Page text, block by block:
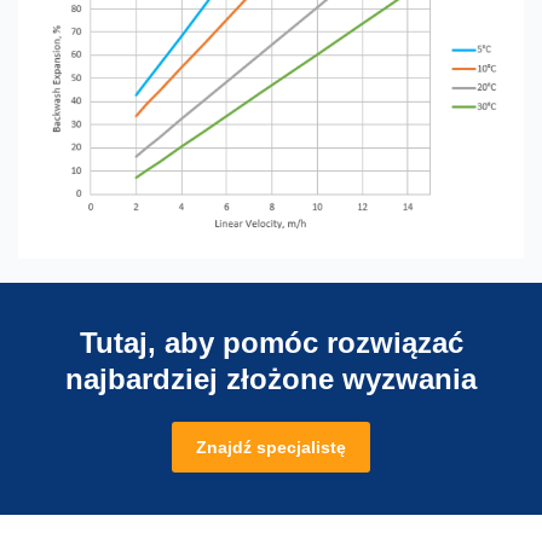
Tutaj, aby pomóc rozwiązać
najbardziej złożone wyzwania
Znajdź specjalistę